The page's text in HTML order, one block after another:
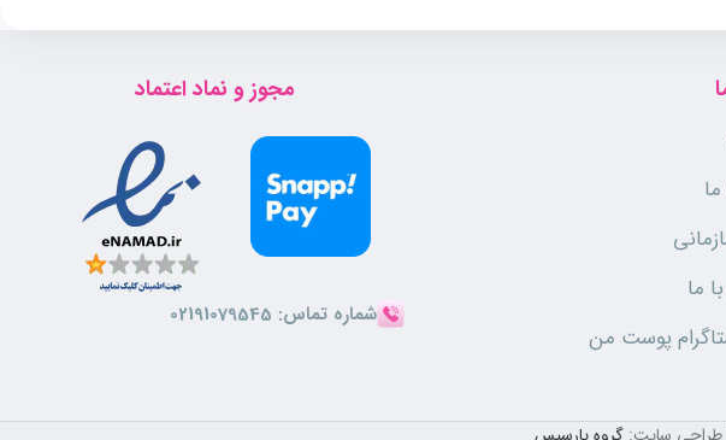
گردد.
کند. دارای خاصیت لایه برداری نیز می باشد که به روشنی و افزایش طراوت پوست کمک می
ما
پوست من
مجوز و نماد اعتماد
شماره تماس: 02191079545